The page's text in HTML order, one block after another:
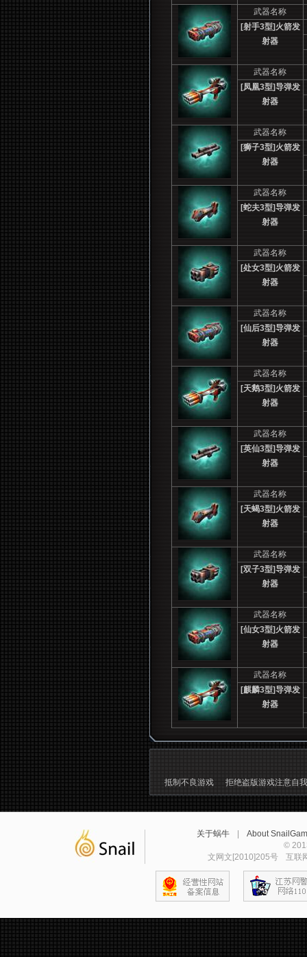
武器名称
[射手3型]火箭发
射器
武器名称
[凤凰3型]导弹发
射器
武器名称
[狮子3型]火箭发
射器
武器名称
[蛇夫3型]导弹发
射器
武器名称
[处女3型]火箭发
射器
武器名称
[仙后3型]导弹发
射器
武器名称
[天鹅3型]火箭发
射器
武器名称
[英仙3型]导弹发
射器
武器名称
[天蝎3型]火箭发
射器
武器名称
[双子3型]导弹发
射器
武器名称
[仙女3型]火箭发
射器
武器名称
[麒麟3型]导弹发
射器
抵制不良游戏 拒绝盗版游戏注意自
关于蜗牛
About
©
文网文[2010]205号
互联